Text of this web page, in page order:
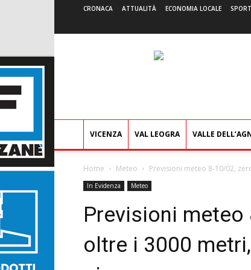
CRONACA ATTUALITÀ ECONOMIA LOCALE
VICENZA VAL LEOGRA VALLE
Home Meteo Previsioni meteo 8-10/02,
In Evidenza Meteo
Previsioni
oltre i 3000